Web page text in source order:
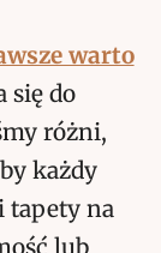
warto
się do
różni,
każdy
tapety na
lub